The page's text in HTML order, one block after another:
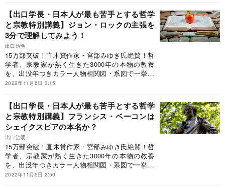
疲労感が残る。世界に初めて登場した名著であ
る」◎大手ベテラン書店員「百年残る王道の一
冊」◎東原敏昭氏（日立製作所会長）「最近、何
か起きたときに必ずひもとく一冊」（日経新聞リ
ーダー本棚）と評した究極の一冊だがこの本、A5
判ハードカバー、468ページ、2400円＋税という
近年稀に見るスケールの本で、巷では「鈍器本」
といわれている。“現代の知の巨人”に、本書を抜
粋しながら、哲学と宗教のツボについて語っても
手とする「哲学と宗教」の全史を初めて体系的に
解説！「ビジネス書大賞2020」特別賞（ビジネス
教養部門）受賞！◎宮部みゆき氏（直木賞作家）
「本書を読まなくても単位を落とすことはありま
せんが、よりよく生きるために必要な大切なもの
を落とす可能性はあります」◎池谷裕二氏（東京
大学教授・脳研究者）「初心者でも知の大都市で
路頭に迷わないよう、周到にデザインされ、読者
を思索の快楽へと誘う。世界でも選ばれた人にし
直木賞作家）「読み終わったら、西洋と東洋の哲
学と宗教の大河を怒濤とともに下ったような快い
疲労感が残る。世界に初めて登場した名著であ
る」◎大手ベテラン書店員「百年残る王道の一
冊」◎東原敏昭氏（日立製作所会長）「最近、何
か起きたときに必ずひもとく一冊」（日経新聞リ
ーダー本棚）と評した究極の一冊だがこの本、A5
判ハードカバー、468ページ、2400円＋税という
近年稀に見るスケールの本で、巷では「鈍器本」
【出口学長・日本人が最も苦手とする哲学
と宗教特別講義】ジョン・ロックの主張を
3分で理解してみよう！
出口治明
15万部突破！直木賞作家・宮部みゆき氏絶賛！哲
学者、宗教家が熱く生きた3000年の本物の教養
を、出没年つきカラー人物相関図・系図で一挙紹
介！世界1200都市を訪れ、1万冊超を読破した“現
手とする「哲学と宗教」の全史を初めて体系的に
解説！「ビジネス書大賞2020」特別賞（ビジネス
教養部門）受賞！◎宮部みゆき氏（直木賞作家）
「本書を読まなくても単位を落とすことはありま
せんが、よりよく生きるために必要な大切なもの
を落とす可能性はあります」◎池谷裕二氏（東京
大学教授・脳研究者）「初心者でも知の大都市で
路頭に迷わないよう、周到にデザインされ、読者
を思索の快楽へと誘う。世界でも選ばれた人にし
2022年11月6日 3:15
【出口学長・日本人が最も苦手とする哲学
と宗教特別講義】フランシス・ベーコンは
シェイクスピアの本名か？
出口治明
15万部突破！直木賞作家・宮部みゆき氏絶賛！哲
学者、宗教家が熱く生きた3000年の本物の教養
を、出没年つきカラー人物相関図・系図で一挙紹
介！世界1200都市を訪れ、1万冊超を読破した“現
2022年11月5日 2:50